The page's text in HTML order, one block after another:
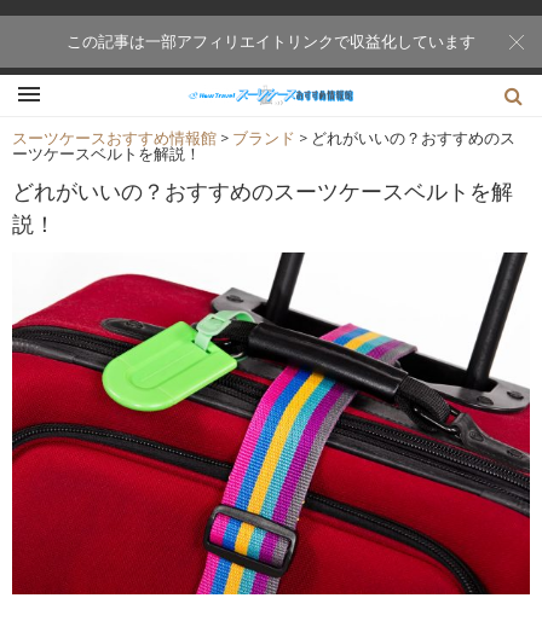
この記事は一部アフィリエイトリンクで収益化しています
スーツケースおすすめ情報館 > ブランド > どれがいいの？おすすめのス
ーツケースベルトを解説！
どれがいいの？おすすめのスーツケースベルトを解
説！